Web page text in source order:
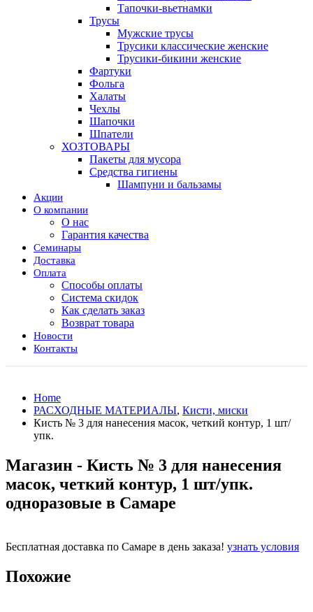
Тапочки-вьетнамки
Трусы
Мужские трусы
Трусики классические женские
Трусики-бикини женские
Фартуки
Фольга
Халаты
Чехлы
Шапочки
Шпатели
ХОЗТОВАРЫ
Пакеты для мусора
Средства гигиены
Шампуни и бальзамы
Акции
О компании
О нас
Гарантия качества
Семинары
Доставка
Оплата
Способы оплаты
Система скидок
Как сделать заказ
Возврат товара
Новости
Контакты
Home
РАСХОДНЫЕ МАТЕРИАЛЫ, Кисти, миски
Кисть № 3 для нанесения масок, четкий контур, 1 шт/
упк.
Магазин - Кисть № 3 для нанесения
масок, четкий контур, 1 шт/упк.
одноразовые в Самаре
Бесплатная доставка по Самаре в день заказа! узнать условия
Похожие